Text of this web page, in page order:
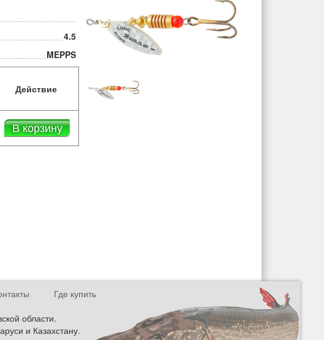
4.5
MEPPS
Действие
В корзину
Где купить
области.
и Казахстану.